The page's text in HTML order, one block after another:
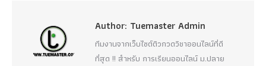
Author: Tuemaster Admin
ทีมงานจากเว็บไซต์ติวกวดวิชาออนไลน์ที่ดี
ที่สุด !! สำหรับ การเรียนออนไลน์ ม.ปลาย